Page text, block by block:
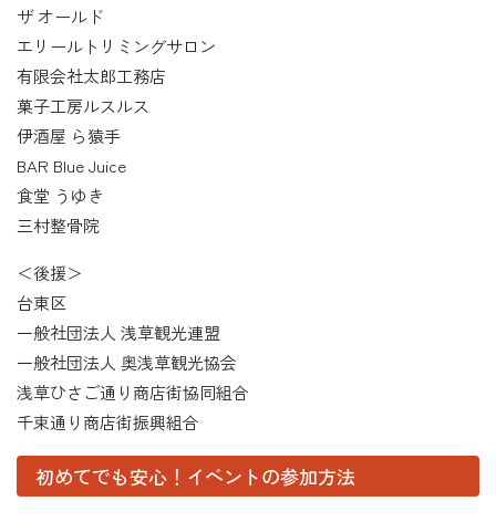
ザ オールド
エリールトリミングサロン
有限会社太郎工務店
菓子工房ルスルス
伊酒屋 ら猿手
BAR Blue Juice
食堂 うゆき
三村整骨院
＜後援＞
台東区
一般社団法人 浅草観光連盟
一般社団法人 奥浅草観光協会
浅草ひさご通り商店街協同組合
千束通り商店街振興組合
初めてでも安心！イベントの参加方法